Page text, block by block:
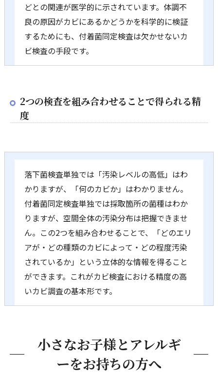
どとの関連が医学的に示されています。体調不
良の原因がカビにあるかどうかを科学的に検証
するためにも、付着菌同定検査は欠かせないカ
ビ検査の手段です。
2つの検査を組み合わせることで得られる精
度
落下菌検査単独では「汚染レベルの高低」はわ
かりますが、「何のカビか」はわかりません。
付着菌同定検査単独では採取箇所の菌種はわか
りますが、空間全体の汚染分布は把握できませ
ん。この2つを組み合わせることで、「どのエリ
アが・どの種類のカビによって・どの程度汚染
されているか」という立体的な情報を得ること
ができます。これがカビ検査における精度の高
いカビ調査の基本形です。
小さなお子様とアレルギ
ーをお持ちの方へ